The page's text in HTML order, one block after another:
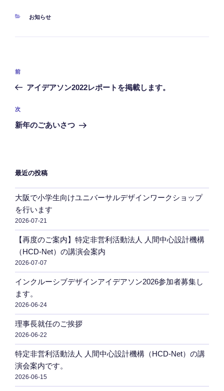
カ
お知らせ
投
ビ
ゲ
ン
前
の
稿
前
アイデアソン2022レポートを掲載します。
次
の
次
新年のごあいさつ
最近の投稿
大阪で小学生向けユニバーサルデザインワークショップ
を行います
2026-07-21
【再度のご案内】特定非営利活動法人 人間中心設計機構
（HCD-Net）の講演会案内
2026-07-07
インクルーシブデザインアイデアソン2026参加者募集し
ます。
2026-06-24
理事長就任のご挨拶
2026-06-22
特定非営利活動法人 人間中心設計機構（HCD-Net）の講
演会案内です。
2026-06-15